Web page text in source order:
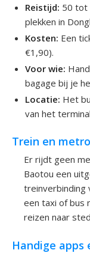
Reistijd: 50 tot
plekken in
Kosten: Een
€1,90).
Voor wie:
bagage bij je
Locatie: Het
van het
Trein en
Er rijdt geen
Baotou een
treinverbinding
een taxi of bus
reizen naar
Handige apps